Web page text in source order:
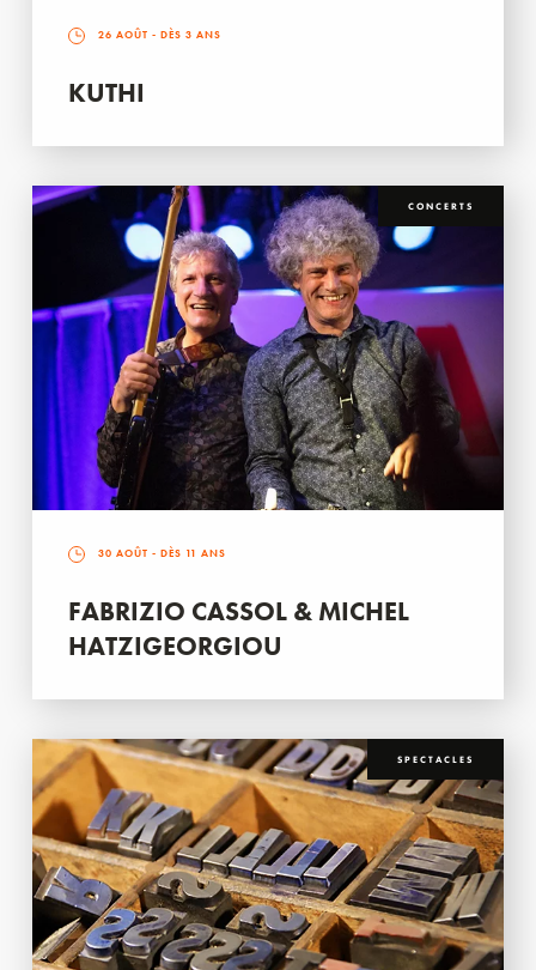
26 AOÛT - DÈS 3 ANS
KUTHI
CONCERTS
30 AOÛT - DÈS 11 ANS
FABRIZIO CASSOL & MICHEL
HATZIGEORGIOU
SPECTACLES